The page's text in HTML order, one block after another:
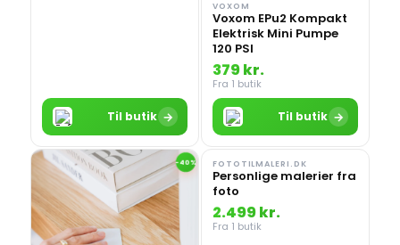
Til butik →
VOXOM
Voxom EPu2 Kompakt
Elektrisk Mini Pumpe
120 PSI
379 kr.
Fra 1 butik
Til butik →
-40% FOTOTILMALERI.DK
Personlige malerier fra
foto
2.499 kr.
Fra 1 butik